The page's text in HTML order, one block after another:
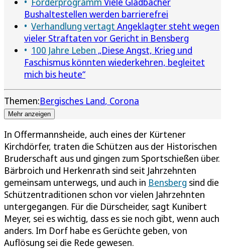
Bushaltestellen werden barrierefrei
Verhandlung vertagt Angeklagter steht wegen
vieler Straftaten vor Gericht in Bensberg
100 Jahre Leben „Diese Angst, Krieg und
Faschismus könnten wiederkehren, begleitet
mich bis heute“
Themen:Bergisches Land Corona
Mehr anzeigen
In Offermannsheide, auch eines der Kürtener
Kirchdörfer, traten die Schützen aus der Historischen
Bruderschaft aus und gingen zum Sportschießen über.
Bärbroich und Herkenrath sind seit Jahrzehnten
gemeinsam unterwegs, und auch in Bensberg sind die
Schützentraditionen schon vor vielen Jahrzehnten
untergegangen. Für die Dürscheider, sagt Kunibert
Meyer, sei es wichtig, dass es sie noch gibt, wenn auch
anders. Im Dorf habe es Gerüchte geben, von
Auflösung sei die Rede gewesen.